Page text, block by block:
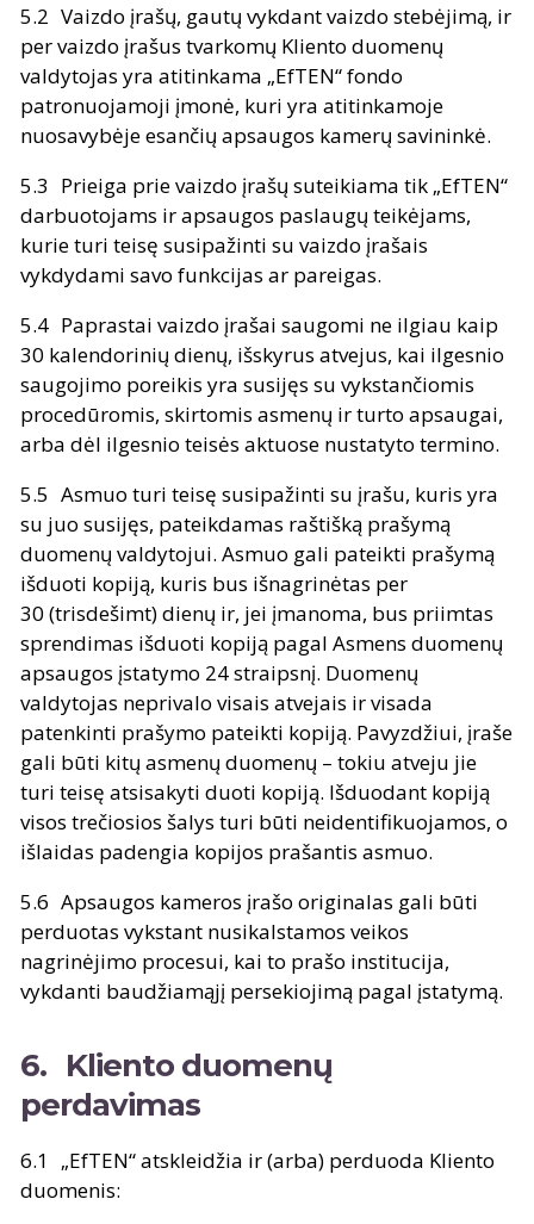
Vaizdo įrašų, gautų vykdant vaizdo stebėjimą, ir
per vaizdo įrašus tvarkomų Kliento duomenų
valdytojas yra atitinkama „EfTEN“ fondo
patronuojamoji įmonė, kuri yra atitinkamoje
nuosavybėje esančių apsaugos kamerų savininkė.
Prieiga prie vaizdo įrašų suteikiama tik „EfTEN“
darbuotojams ir apsaugos paslaugų teikėjams,
kurie turi teisę susipažinti su vaizdo įrašais
vykdydami savo funkcijas ar pareigas.
Paprastai vaizdo įrašai saugomi ne ilgiau kaip
30 kalendorinių dienų, išskyrus atvejus, kai ilgesnio
saugojimo poreikis yra susijęs su vykstančiomis
procedūromis, skirtomis asmenų ir turto apsaugai,
arba dėl ilgesnio teisės aktuose nustatyto termino.
Asmuo turi teisę susipažinti su įrašu, kuris yra
su juo susijęs, pateikdamas raštišką prašymą
duomenų valdytojui. Asmuo gali pateikti prašymą
išduoti kopiją, kuris bus išnagrinėtas per
30 (trisdešimt) dienų ir, jei įmanoma, bus priimtas
sprendimas išduoti kopiją pagal Asmens duomenų
apsaugos įstatymo 24 straipsnį. Duomenų
valdytojas neprivalo visais atvejais ir visada
patenkinti prašymo pateikti kopiją. Pavyzdžiui, įraše
gali būti kitų asmenų duomenų – tokiu atveju jie
turi teisę atsisakyti duoti kopiją. Išduodant kopiją
visos trečiosios šalys turi būti neidentifikuojamos, o
išlaidas padengia kopijos prašantis asmuo.
Apsaugos kameros įrašo originalas gali būti
perduotas vykstant nusikalstamos veikos
nagrinėjimo procesui, kai to prašo institucija,
vykdanti baudžiamąjį persekiojimą pagal įstatymą.
Kliento duomenų
perdavimas
„EfTEN“ atskleidžia ir (arba) perduoda Kliento
duomenis: